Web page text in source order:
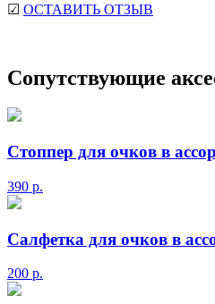
☑ ОСТАВИТЬ ОТЗЫВ
Сопутствующие
Стоппер для очков в
390 р.
Салфетка для очков в
200 р.